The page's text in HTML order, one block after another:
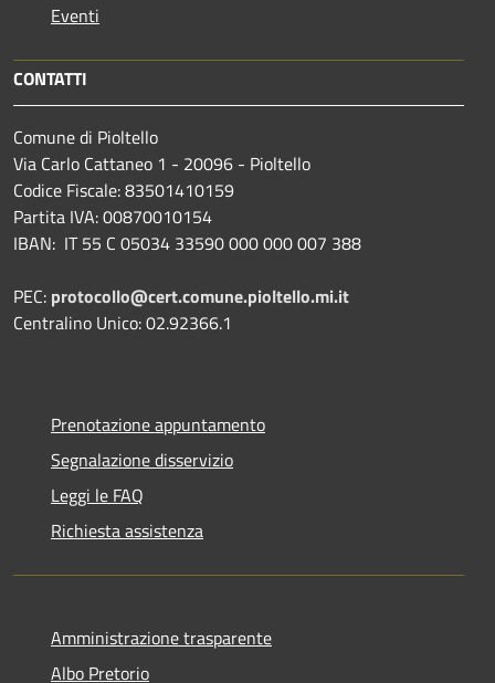
Eventi
CONTATTI
Comune di Pioltello
Via Carlo Cattaneo 1 - 20096 - Pioltello
Codice Fiscale: 83501410159
Partita IVA: 00870010154
IBAN: IT 55 C 05034 33590 000 000 007 388
PEC: protocollo@cert.comune.pioltello.mi.it
Centralino Unico: 02.92366.1
Prenotazione appuntamento
Segnalazione disservizio
Leggi le FAQ
Richiesta assistenza
Amministrazione trasparente
Albo Pretorio